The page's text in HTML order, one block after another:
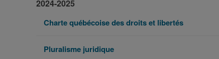
2024-2025
Charte québécoise des droits et libertés
Pluralisme juridique